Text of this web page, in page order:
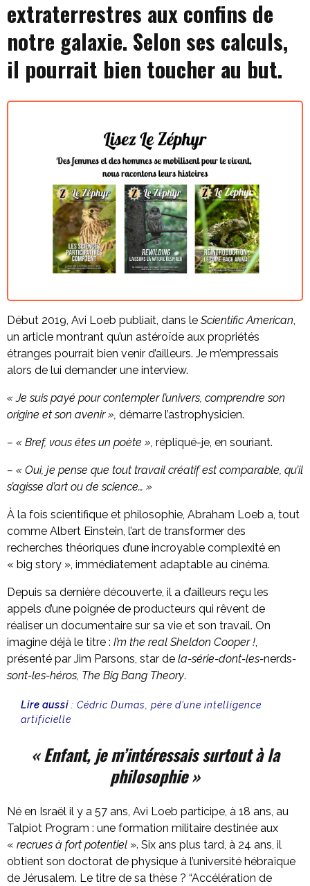
extraterrestres aux confins de
notre galaxie. Selon ses calculs,
il pourrait bien toucher au but.
Début 2019, Avi Loeb publiait, dans le Scientific American,
un article montrant qu’un astéroïde aux propriétés
étranges pourrait bien venir d’ailleurs. Je m’empressais
alors de lui demander une interview.
« Je suis payé pour contempler l’univers, comprendre son
origine et son avenir », démarre l’astrophysicien.
– « Bref, vous êtes un poète », répliqué-je, en souriant.
– « Oui, je pense que tout travail créatif est comparable, qu’il
s’agisse d’art ou de science… »
À la fois scientifique et philosophie, Abraham Loeb a, tout
comme Albert Einstein, l’art de transformer des
recherches théoriques d’une incroyable complexité en
« big story », immédiatement adaptable au cinéma.
Depuis sa dernière découverte, il a d’ailleurs reçu les
appels d’une poignée de producteurs qui rêvent de
réaliser un documentaire sur sa vie et son travail. On
imagine déjà le titre : I’m the real Sheldon Cooper !,
présenté par Jim Parsons, star de la-série-dont-les-nerds-
sont-les-héros, The Big Bang Theory.
Lire aussi : Cédric Dumas, père d’une intelligence
artificielle
« Enfant, je m’intéressais surtout à la
philosophie »
Né en Israël il y a 57 ans, Avi Loeb participe, à 18 ans, au
Talpiot Program : une formation militaire destinée aux
« recrues à fort potentiel ». Six ans plus tard, à 24 ans, il
obtient son doctorat de physique à l’université hébraïque
de Jérusalem. Le titre de sa thèse ? “Accélération de